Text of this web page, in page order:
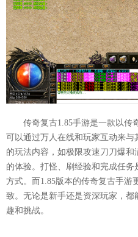
传奇复古1.85手游是一款以传
可以通过万人在线和玩家互动来
的玩法内容，如极限攻速刀刀爆
的体验。打怪、刷经验和完成任
方式。而1.85版本的传奇复古手游
致。无论是新手还是资深玩家，
趣和挑战。